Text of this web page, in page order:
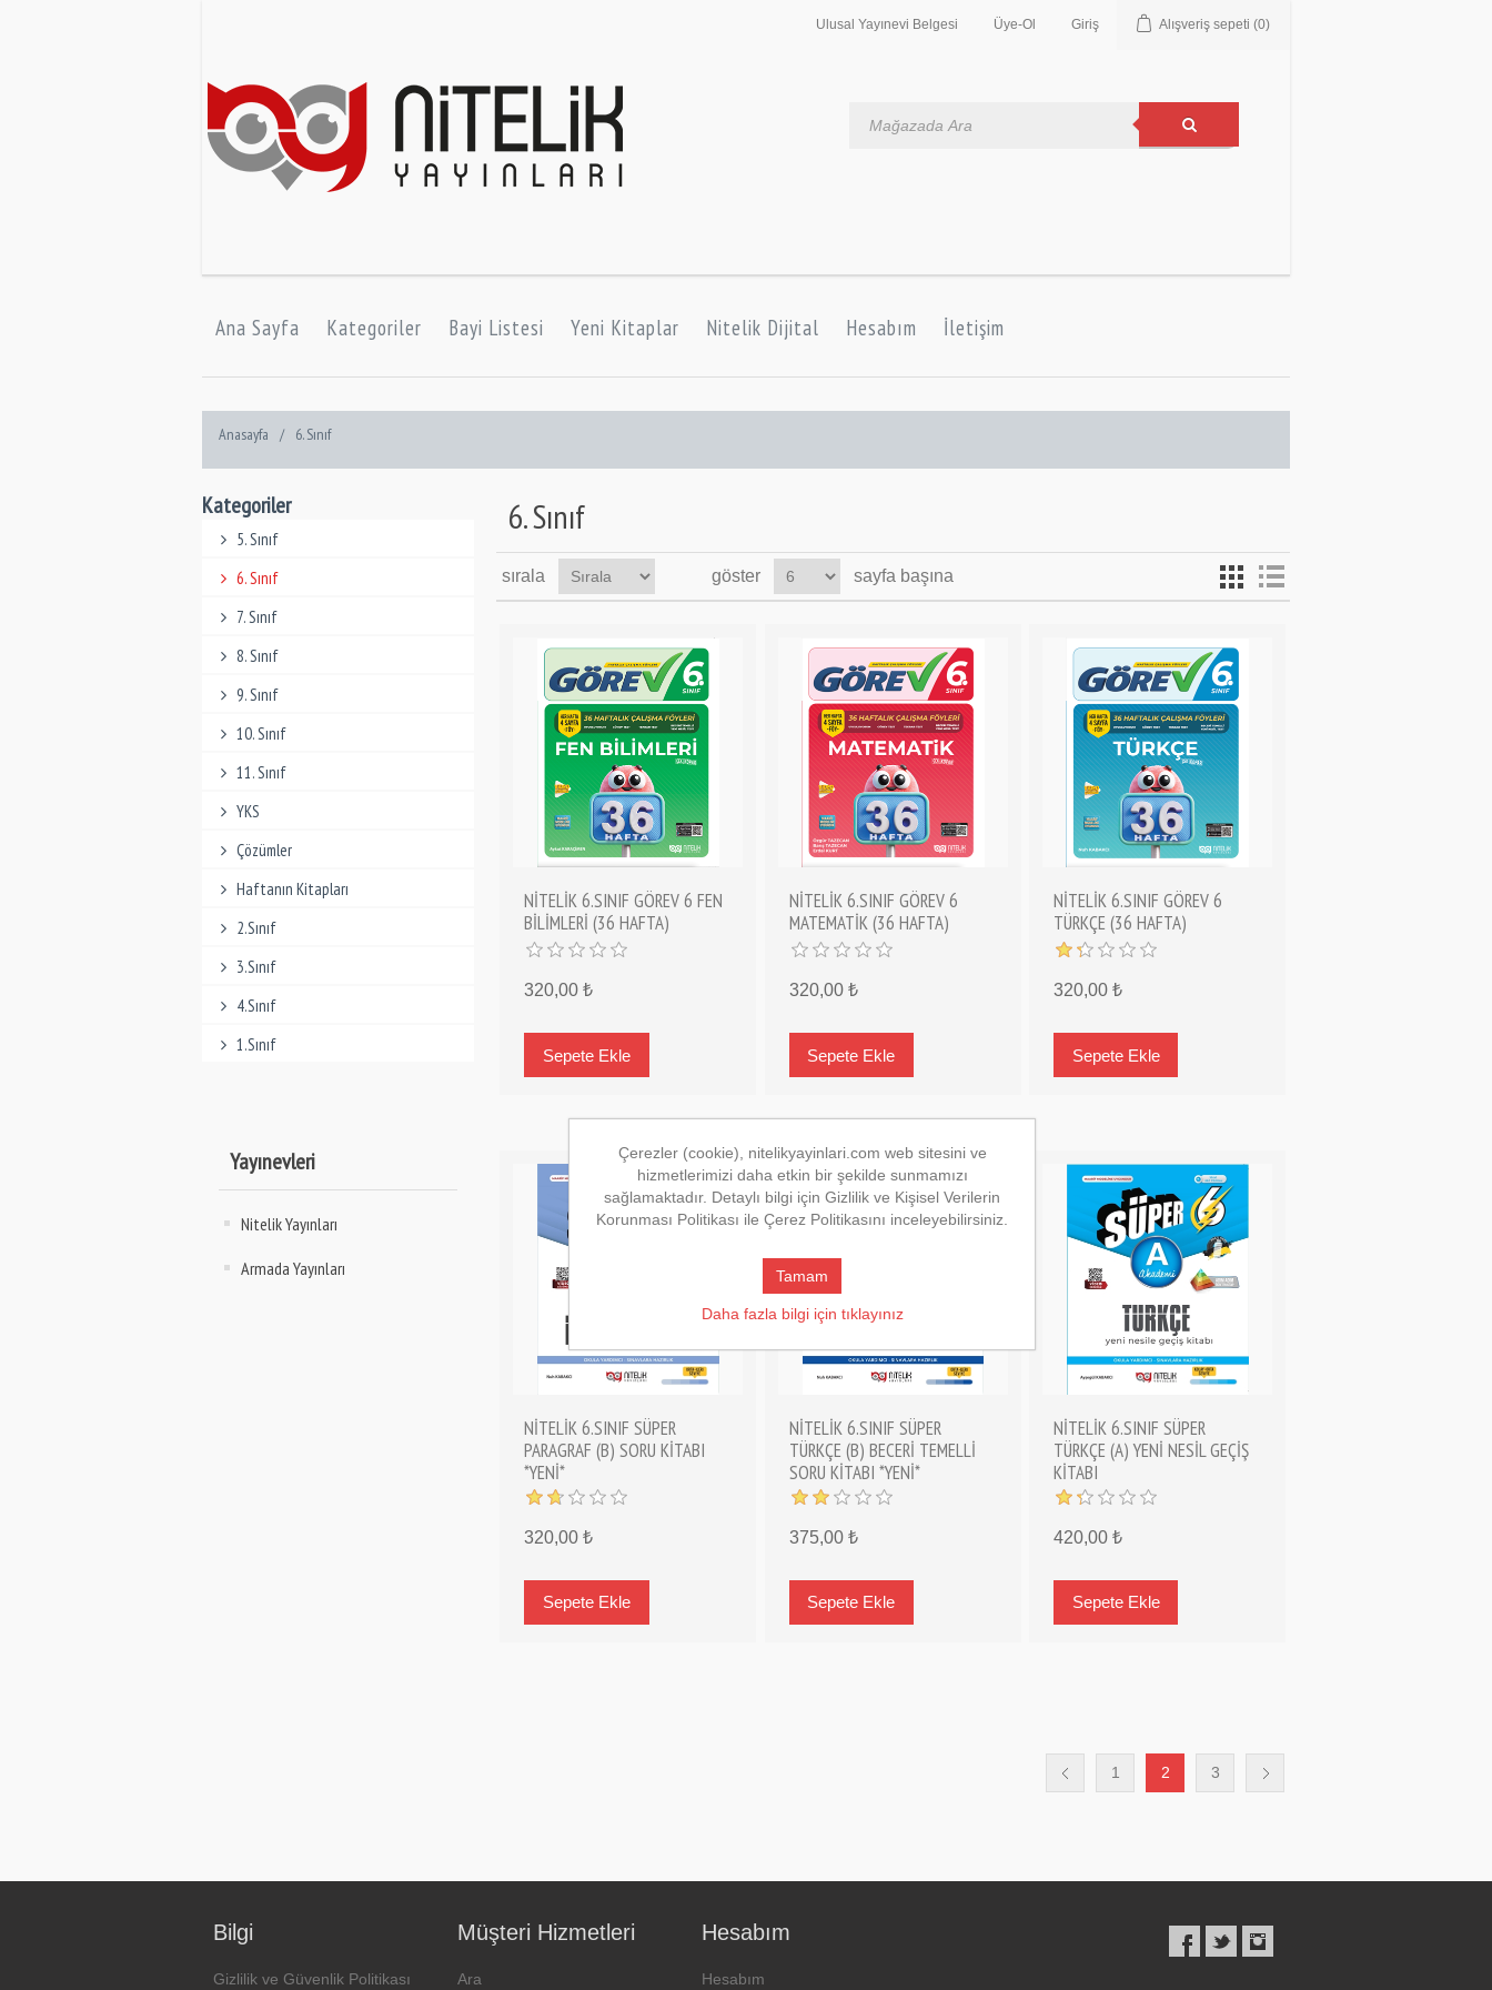
Ulusal Yayınevi Belgesi Üye-Ol Giriş Alışveriş sepeti (0)
Ana Sayfa Kategoriler Bayi Listesi Yeni Kitaplar Nitelik Dijital Hesabım İletişim
Anasayfa / 6. Sınıf
Kategoriler
5. Sınıf
6. Sınıf
7. Sınıf
8. Sınıf
9. Sınıf
10. Sınıf
11. Sınıf
YKS
Çözümler
Haftanın Kitapları
2.Sınıf
3.Sınıf
4.Sınıf
1.Sınıf
Yayınevleri
Nitelik Yayınları
Armada Yayınları
6. Sınıf
sırala göster sayfa başına
NİTELİK 6.SINIF GÖREV 6 FEN
BİLİMLERİ (36 HAFTA)
320,00 ₺
NİTELİK 6.SINIF GÖREV 6
MATEMATİK (36 HAFTA)
320,00 ₺
NİTELİK 6.SINIF GÖREV 6
TÜRKÇE (36 HAFTA)
320,00 ₺
NİTELİK 6.SINIF SÜPER
PARAGRAF (B) SORU KİTABI
*YENİ*
320,00 ₺
NİTELİK 6.SINIF SÜPER
TÜRKÇE (B) BECERİ TEMELLİ
SORU KİTABI *YENİ*
375,00 ₺
NİTELİK 6.SINIF SÜPER
TÜRKÇE (A) YENİ NESİL GEÇİŞ
KİTABI
420,00 ₺
1 2 3
Bilgi
Gizlilik ve Güvenlik Politikası
Müşteri Hizmetleri
Ara
Hesabım
Hesabım
Çerezler (cookie), nitelikyayinlari.com web sitesini ve
hizmetlerimizi daha etkin bir şekilde sunmamızı
sağlamaktadır. Detaylı bilgi için Gizlilik ve Kişisel Verilerin
Korunması Politikası ile Çerez Politikasını inceleyebilirsiniz.
Tamam
Daha fazla bilgi için tıklayınız